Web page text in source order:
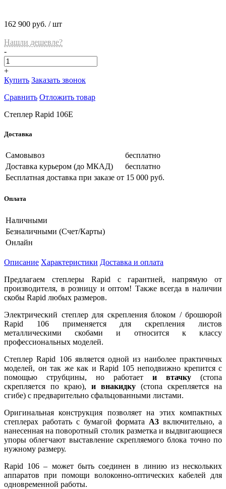
162 900 руб. / шт
Нашли дешевле?
-
+
Купить Заказать звонок
Сравнить Отложить товар
Степлер Rapid 106E
Доставка
Самовывоз
бесплатно
Доставка курьером (до МКАД)
бесплатно
Бесплатная доставка при заказе от 15 000 руб.
Оплата
Наличными
Безналичными (Счет/Карты)
Онлайн
Описание Характеристики Доставка и оплата
Предлагаем степлеры Rapid с гарантией, напрямую от
производителя, в розницу и оптом! Также всегда в наличии
скобы Rapid любых размеров.
Электрический степлер для скрепления блоком / брошюрой
Rapid 106 применяется для скрепления листов
металлическими скобами и относится к классу
профессиональных моделей.
Степлер Rapid 106 является одной из наиболее практичных
моделей, он так же как и Rapid 105 неподвижно крепится с
помощью струбцины, но работает и втачку (стопа
скрепляется по краю), и внакидку (стопа скрепляется на
сгибе) с предварительно сфальцованными листами.
Оригинальная конструкция позволяет на этих компактных
степлерах работать с бумагой формата А3 включительно, а
нанесенная на поворотный столик разметка и выдвигающиеся
упоры облегчают выставление скрепляемого блока точно по
нужному размеру.
Rapid 106 – может быть соединен в линию из нескольких
аппаратов при помощи волоконно-оптических кабелей для
одновременной работы.